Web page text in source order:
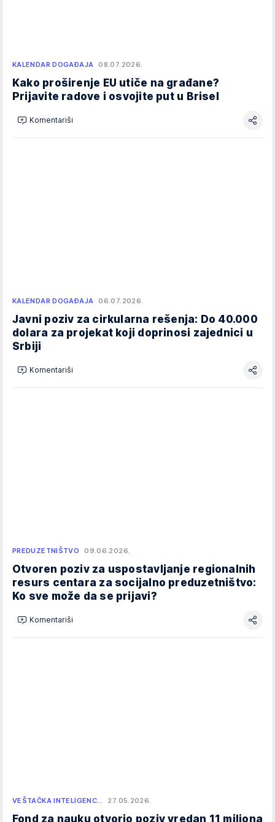
KALENDAR DOGAĐAJA 08.07.2026.
Kako proširenje EU utiče na građane?
Prijavite radove i osvojite put u Brisel
Komentariši
KALENDAR DOGAĐAJA 06.07.2026.
Javni poziv za cirkularna rešenja: Do 40.000
dolara za projekat koji doprinosi zajednici u
Srbiji
Komentariši
PREDUZETNIŠTVO 09.06.2026.
Otvoren poziv za uspostavljanje regionalnih
resurs centara za socijalno preduzetništvo:
Ko sve može da se prijavi?
Komentariši
VEŠTAČKA INTELIGENC… 27.05.2026.
Fond za nauku otvorio poziv vredan 11 miliona